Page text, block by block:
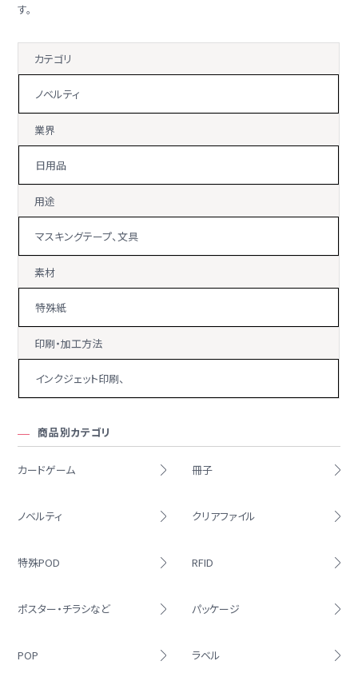
す。
カテゴリ
ノベルティ
業界
日用品
用途
マスキングテープ、文具
素材
特殊紙
印刷・加工方法
インクジェット印刷、
商品別カテゴリ
カードゲーム 冊子
ノベルティ クリアファイル
特殊POD RFID
ポスター・チラシなど パッケージ
POP ラベル